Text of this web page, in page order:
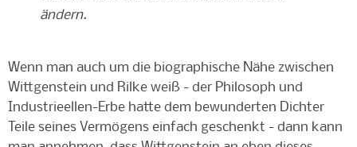
ändern.
Wenn man auch um die biographische Nähe zwischen
Wittgenstein und Rilke weiß - der Philosoph und
Industrieellen-Erbe hatte dem bewunderten Dichter
Teile seines Vermögens einfach geschenkt - dann kann